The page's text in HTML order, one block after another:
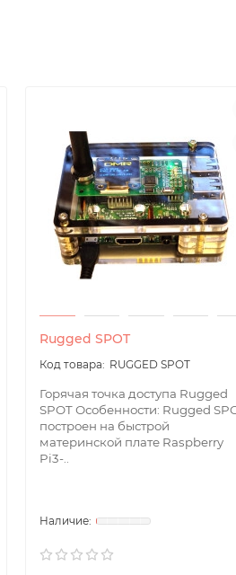
Rugged SPOT
RUGGED SPOT
Горячая точка доступа Rugged
SPOT Особенности: Rugged
построен на быстрой
материнской плате Raspberry
Pi3-..